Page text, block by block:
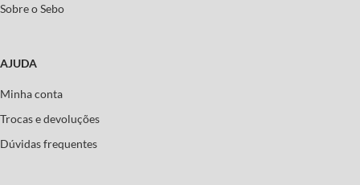
Sobre o Sebo
AJUDA
Minha conta
Trocas e devoluções
Dúvidas frequentes